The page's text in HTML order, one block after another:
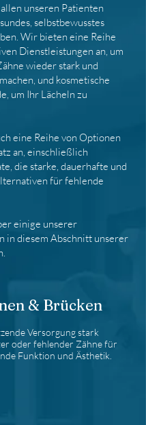
unseren Patienten
selbstbewusstes
Wir bieten eine Reihe
Dienstleistungen an, um
wieder stark und
und kosmetische
um Ihr Lächeln zu
eine Reihe von Optionen
an, einschließlich
die starke, dauerhafte und
für fehlende
einige unserer
in diesem Abschnitt unserer
& Brücken
Versorgung stark
oder fehlender Zähne für
Funktion und Ästhetik.